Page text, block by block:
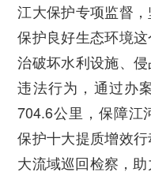
江大保护专项监督
保护良好生态环境
治破坏水利设施、
违法行为，通过办
704.6公里，保障江
保护十大提质增效
大流域巡回检察，